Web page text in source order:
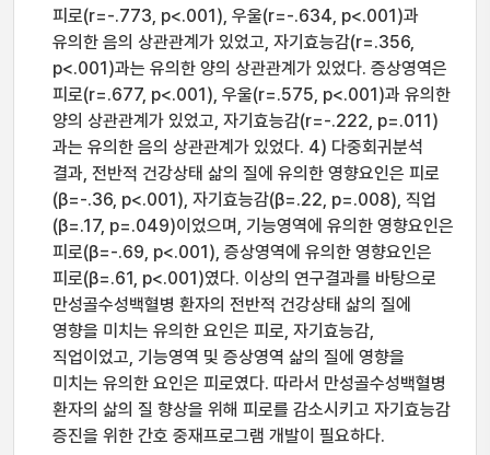
피로(r=-.773, p<.001), 우울(r=-.634, p<.001)과
유의한 음의 상관관계가 있었고, 자기효능감(r=.356,
p<.001)과는 유의한 양의 상관관계가 있었다. 증상영역은
피로(r=.677, p<.001), 우울(r=.575, p<.001)과 유의한
양의 상관관계가 있었고, 자기효능감(r=-.222, p=.011)
과는 유의한 음의 상관관계가 있었다. 4) 다중회귀분석
결과, 전반적 건강상태 삶의 질에 유의한 영향요인은 피로
(β=-.36, p<.001), 자기효능감(β=.22, p=.008), 직업
(β=.17, p=.049)이었으며, 기능영역에 유의한 영향요인은
피로(β=-.69, p<.001), 증상영역에 유의한 영향요인은
피로(β=.61, p<.001)였다. 이상의 연구결과를 바탕으로
만성골수성백혈병 환자의 전반적 건강상태 삶의 질에
영향을 미치는 유의한 요인은 피로, 자기효능감,
직업이었고, 기능영역 및 증상영역 삶의 질에 영향을
미치는 유의한 요인은 피로였다. 따라서 만성골수성백혈병
환자의 삶의 질 향상을 위해 피로를 감소시키고 자기효능감
증진을 위한 간호 중재프로그램 개발이 필요하다.